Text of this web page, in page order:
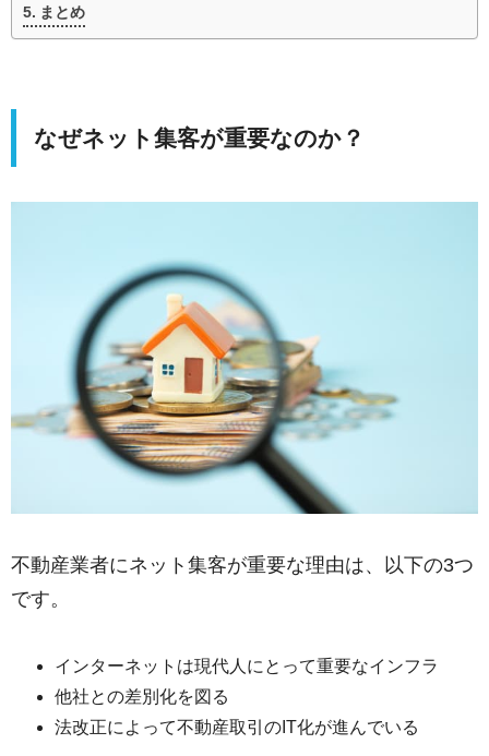
まとめ
なぜネット集客が重要なのか？
不動産業者にネット集客が重要な理由は、以下の3つ
です。
インターネットは現代人にとって重要なインフラ
他社との差別化を図る
法改正によって不動産取引のIT化が進んでいる